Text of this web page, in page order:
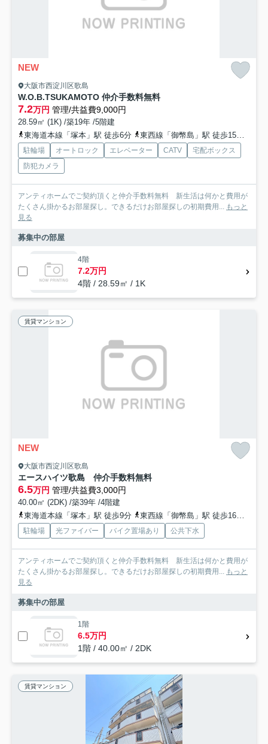
NEW
大阪市西淀川区歌島
W.O.B.TSUKAMOTO 仲介手数料無料
7.2万円 管理/共益費9,000円
28.59㎡ (1K) /築19年 /5階建
東海道本線「塚本」駅 徒歩6分
東西線「御幣島」駅 徒歩15分
駐輪場 オートロック エレベーター CATV
宅配ボックス
防犯カメラ
アンティホームでご契約頂くと仲介手数料無料 新生活は何かと費用が
たくさん掛かるお部屋探し。できるだけお部屋探しの初期費用...
もっと
見る
募集中の部屋
4階
7.2万円
4階 / 28.59㎡ / 1K
賃貸マンション
NEW
大阪市西淀川区歌島
エースハイツ歌島 仲介手数料無料
6.5万円 管理/共益費3,000円
40.00㎡ (2DK) /築39年 /4階建
東海道本線「塚本」駅 徒歩9分
東西線「御幣島」駅 徒歩16分
駐輪場 光ファイバー バイク置場あり 公共下水
アンティホームでご契約頂くと仲介手数料無料 新生活は何かと費用が
たくさん掛かるお部屋探し。できるだけお部屋探しの初期費用...
もっと
見る
募集中の部屋
1階
6.5万円
1階 / 40.00㎡ / 2DK
賃貸マンション